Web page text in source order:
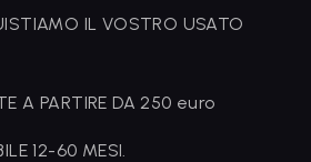
IL VOSTRO USATO
A PARTIRE DA 250 euro
12-60 MESI.